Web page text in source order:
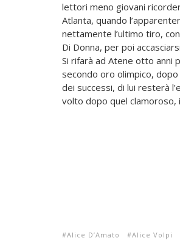
lettori meno giovani
Atlanta, quando
nettamente l’ultimo tiro,
Di Donna, per poi
Si rifarà ad Atene otto anni
secondo oro olimpico, dopo
dei successi, di lui resterà
volto dopo quel clamoroso,
Alice D’Amato Alice Volpi